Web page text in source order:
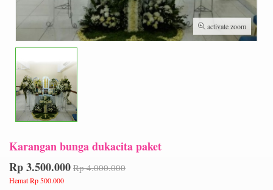
activate zoom
Karangan bunga dukacita paket
Rp 3.500.000 Rp 4.000.000
Hemat Rp 500.000